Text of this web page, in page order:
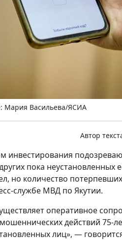
Мария Васильева/ЯСИА
Автор
инвестирования
пока неустановленных
но количество
службе МВД по Якутии.
оперативное
действий 75-
лиц», —